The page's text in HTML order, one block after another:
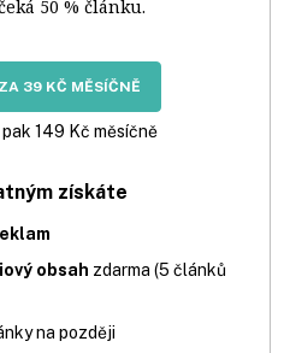
50 % článku.
39 KČ MĚSÍČNĚ
pak 149 Kč měsíčně
získáte
obsah zdarma (5 článků
na později